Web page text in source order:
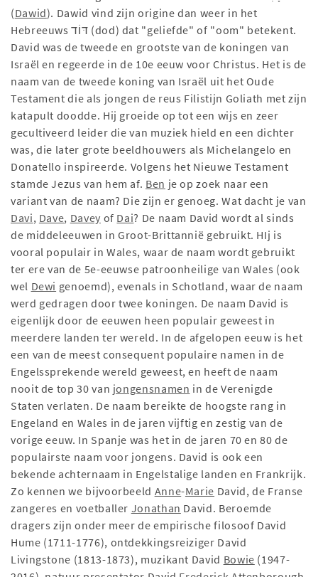
(Dawid). Dawid vind zijn origine dan weer in het
Hebreeuws דּוֹד (dod) dat "geliefde" of "oom" betekent.
David was de tweede en grootste van de koningen van
Israël en regeerde in de 10e eeuw voor Christus. Het is de
naam van de tweede koning van Israël uit het Oude
Testament die als jongen de reus Filistijn Goliath met zijn
katapult doodde. Hij groeide op tot een wijs en zeer
gecultiveerd leider die van muziek hield en een dichter
was, die later grote beeldhouwers als Michelangelo en
Donatello inspireerde. Volgens het Nieuwe Testament
stamde Jezus van hem af. Ben je op zoek naar een
variant van de naam? Die zijn er genoeg. Wat dacht je van
Davi, Dave, Davey of Dai? De naam David wordt al sinds
de middeleeuwen in Groot-Brittannië gebruikt. HIj is
vooral populair in Wales, waar de naam wordt gebruikt
ter ere van de 5e-eeuwse patroonheilige van Wales (ook
wel Dewi genoemd), evenals in Schotland, waar de naam
werd gedragen door twee koningen. De naam David is
eigenlijk door de eeuwen heen populair geweest in
meerdere landen ter wereld. In de afgelopen eeuw is het
een van de meest consequent populaire namen in de
Engelssprekende wereld geweest, en heeft de naam
nooit de top 30 van jongensnamen in de Verenigde
Staten verlaten. De naam bereikte de hoogste rang in
Engeland en Wales in de jaren vijftig en zestig van de
vorige eeuw. In Spanje was het in de jaren 70 en 80 de
populairste naam voor jongens. David is ook een
bekende achternaam in Engelstalige landen en Frankrijk.
Zo kennen we bijvoorbeeld Anne-Marie David, de Franse
zangeres en voetballer Jonathan David. Beroemde
dragers zijn onder meer de empirische filosoof David
Hume (1711-1776), ontdekkingsreiziger David
Livingstone (1813-1873), muzikant David Bowie (1947-